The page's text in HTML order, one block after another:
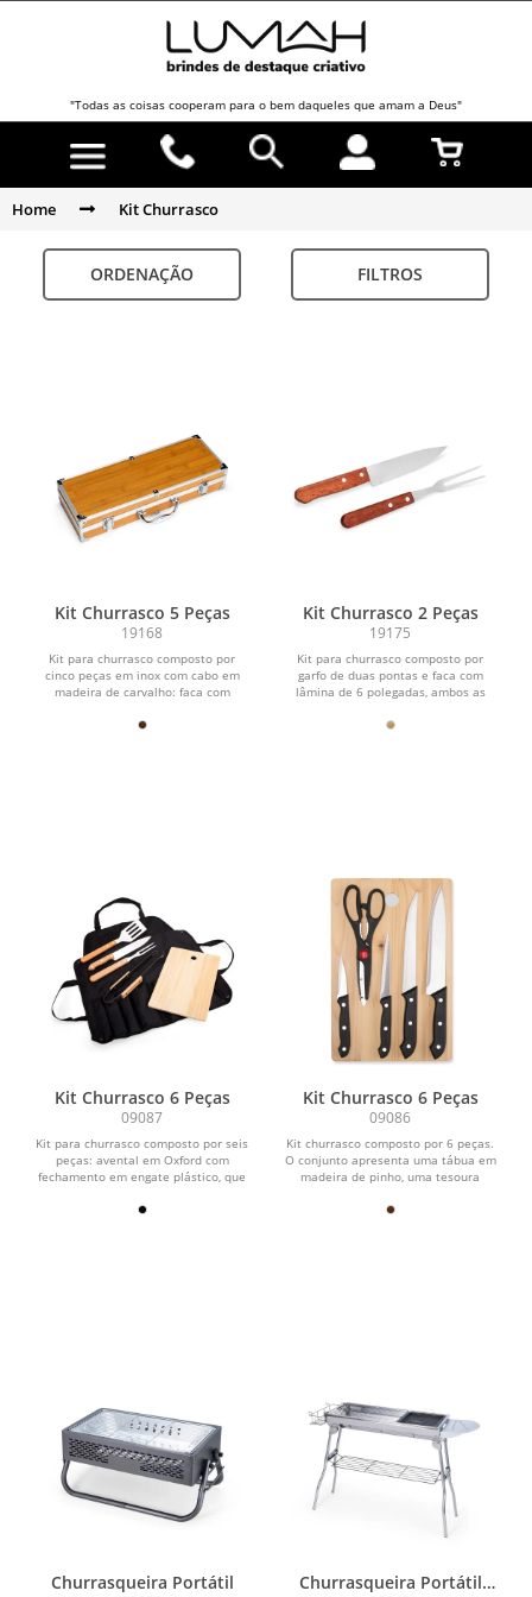
"Todas as coisas cooperam para o bem daqueles que amam a Deus"
Home Kit Churrasco
ORDENAÇÃO FILTROS
Kit Churrasco 5 Peças
19168
Kit para churrasco composto por
cinco peças em inox com cabo em
madeira de carvalho: faca com
Kit Churrasco 2 Peças
19175
Kit para churrasco composto por
garfo de duas pontas e faca com
lâmina de 6 polegadas, ambos as
Kit Churrasco 6 Peças
09087
Kit para churrasco composto por seis
peças: avental em Oxford com
fechamento em engate plástico, que
Kit Churrasco 6 Peças
09086
Kit churrasco composto por 6 peças.
O conjunto apresenta uma tábua em
madeira de pinho, uma tesoura
Churrasqueira Portátil
Churrasqueira Portátil